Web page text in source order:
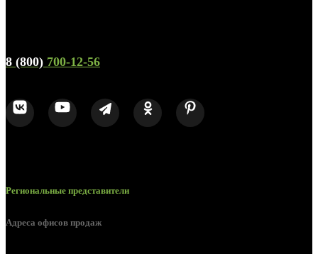
8 (800) 700-12-56
Региональные представители
Адреса офисов продаж